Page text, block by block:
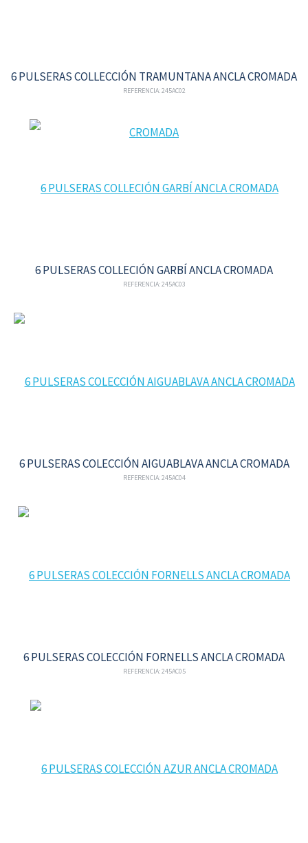
6 PULSERAS COLLECCIÓN TRAMUNTANA ANCLA CROMADA
REFERENCIA: 245AC02
6 PULSERAS COLLECIÓN GARBÍ ANCLA CROMADA
REFERENCIA: 245AC03
6 PULSERAS COLECCIÓN AIGUABLAVA ANCLA CROMADA
REFERENCIA: 245AC04
6 PULSERAS COLECCIÓN FORNELLS ANCLA CROMADA
REFERENCIA: 245AC05